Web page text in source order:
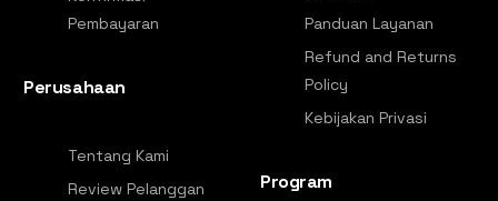
Pembayaran
Perusahaan
Tentang Kami
Review Pelanggan
Panduan Layanan
Refund and Returns
Policy
Kebijakan Privasi
Program